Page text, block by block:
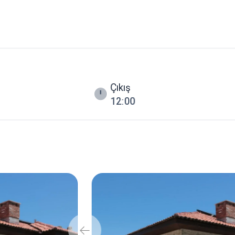
tarihî yapıda konaklamak ve daha samimi bir
sunuyor.
huzurlu bir deneyime dönüştüren özel bir konak.
Çıkış
12:00